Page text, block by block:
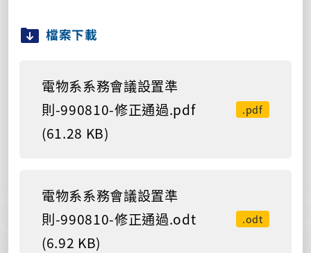
檔案下載
電物系系務會議設置準
則-990810-修正通過.pdf
(61.28 KB)
.pdf
電物系系務會議設置準
則-990810-修正通過.odt
(6.92 KB)
.odt